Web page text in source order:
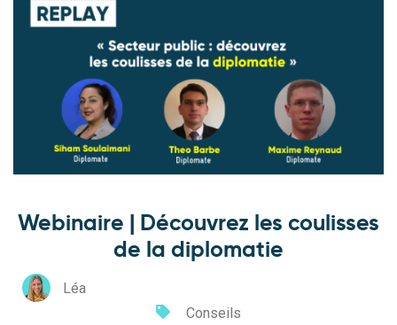
Webinaire | Découvrez les coulisses
de la diplomatie
Léa
Conseils